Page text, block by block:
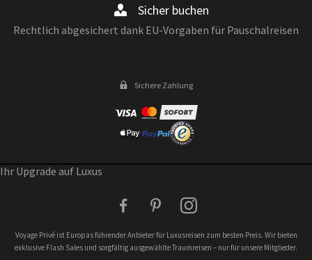
Sicher buchen
Rechtlich abgesichert dank EU-Vorgaben für Pauschalreisen
Sichere Zahlung
Ihr Upgrade auf Luxus
Voyage Privé ist Europas führender Anbieter für Luxusreisen zum besten Preis. Wir bieten
exklusive Flash Sales und sorgfältig ausgewählte Traumreisen – nur für unsere Mitglieder.